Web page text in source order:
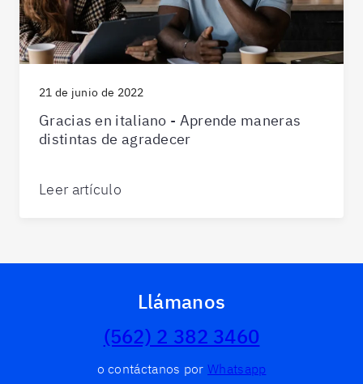
21 de junio de 2022
Gracias en italiano - Aprende maneras
distintas de agradecer
Leer artículo
Llámanos
(562) 2 382 3460
o contáctanos por Whatsapp